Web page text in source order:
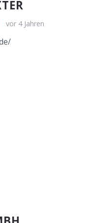
vor 4 Jahren